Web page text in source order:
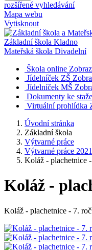
rozšířené vyhledávání
Mapa webu
Vytisknout
Základní škola Kladno
Mateřská škola Divadelní
Škola online
Jídelníček ZŠ
Jídelníček MŠ
Dokumenty ke
Virtuální prohlídka
Úvodní stránka
Základní škola
Výtvarné práce
Výtvarné práce
Koláž - plachetnice
Koláž -
Koláž - plachetnice - 7. roč